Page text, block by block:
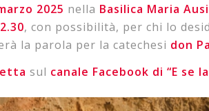
2025 nella Basilica Maria
, con possibilità, per chi lo
la parola per la catechesi don
sul canale Facebook di “E se